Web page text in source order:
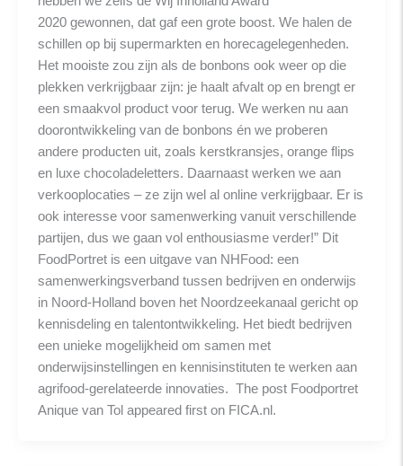
2020 gewonnen, dat gaf een grote boost. We halen de
schillen op bij supermarkten en horecagelegenheden.
Het mooiste zou zijn als de bonbons ook weer op die
plekken verkrijgbaar zijn: je haalt afvalt op en brengt er
een smaakvol product voor terug. We werken nu aan
doorontwikkeling van de bonbons én we proberen
andere producten uit, zoals kerstkransjes, orange flips
en luxe chocoladeletters. Daarnaast werken we aan
verkooplocaties – ze zijn wel al online verkrijgbaar. Er is
ook interesse voor samenwerking vanuit verschillende
partijen, dus we gaan vol enthousiasme verder!” Dit
FoodPortret is een uitgave van NHFood: een
samenwerkingsverband tussen bedrijven en onderwijs
in Noord-Holland boven het Noordzeekanaal gericht op
kennisdeling en talentontwikkeling. Het biedt bedrijven
een unieke mogelijkheid om samen met
onderwijsinstellingen en kennisinstituten te werken aan
agrifood-gerelateerde innovaties. The post Foodportret
Anique van Tol appeared first on FICA.nl.